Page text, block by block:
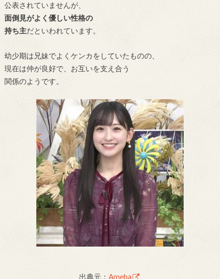
公表されていませんが、
面倒見がよく優しい性格の
持ち主だといわれています。
幼少期は兄妹でよくケンカをしていたものの、
現在は仲が良好で、お互いを支え合う
関係のようです。
出典元： Ameba